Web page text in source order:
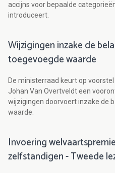
accijns voor bepaalde
introduceert.
Wijzigingen inzake de
toegevoegde waarde
De ministerraad keurt op
Johan Van Overtveldt een
wijzigingen doorvoert inzake de
waarde.
Invoering
zelfstandigen - Tweede